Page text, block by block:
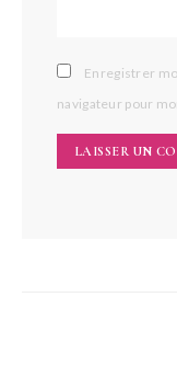
Enregistrer
navigateur pour